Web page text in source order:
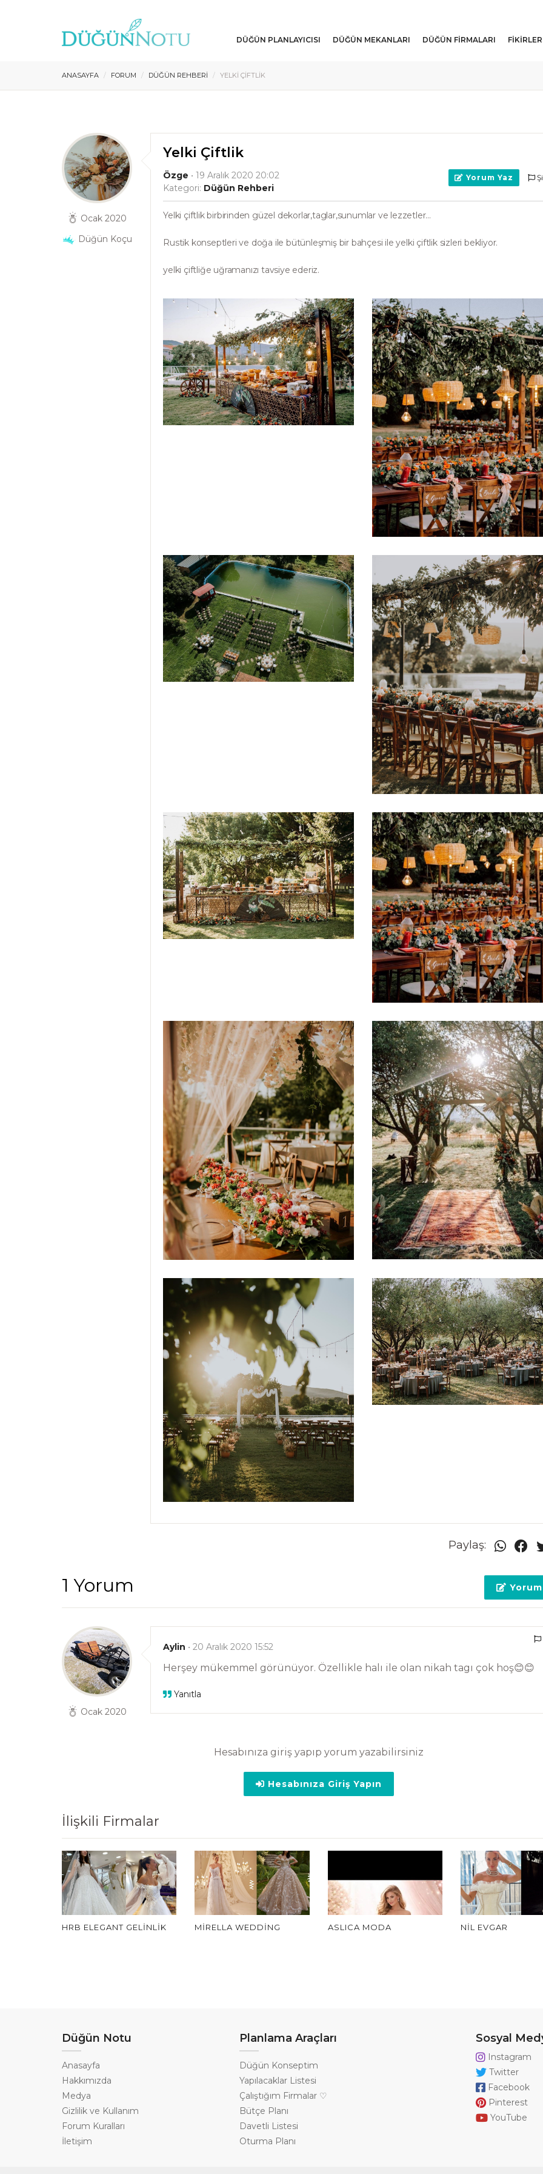
DÜĞÜN PLANLAYICISI DÜĞÜN MEKANLARI DÜĞÜN FIRMALARI FIKIRLER
ANASAYFA FORUM DÜĞÜN REHBERI YELKI ÇIFTLIK
Ocak 2020
Düğün Koçu
Yelki Çiftlik
Özge • 19 Aralık 2020 20:02
Kategori: Düğün Rehberi
Yorum Yaz
Yelki çiftlik birbirinden güzel dekorlar,taglar,sunumlar ve lezzetler...
Rustik konseptleri ve doğa ile bütünleşmiş bir bahçesi ile yelki çiftlik sizleri bekliyor.
yelki çiftliğe uğramanızı tavsiye ederiz.
Paylaş:
1 Yorum
Ocak 2020
Aylin • 20 Aralık 2020 15:52
Herşey mükemmel görünüyor. Özellikle halı ile olan nikah tagı çok hoş😊😊
Yanıtla
Hesabınıza giriş yapıp yorum yazabilirsiniz
Hesabınıza Giriş Yapın
İlişkili Firmalar
HRB ELEGANT GELINLIK MIRELLA WEDDING ASLICA MODA NIL EVGAR
Düğün Notu
Anasayfa
Hakkımızda
Medya
Gizlilik ve Kullanım
Forum Kuralları
İletişim
Planlama Araçları
Düğün Konseptim
Yapılacaklar Listesi
Çalıştığım Firmalar ♡
Bütçe Planı
Davetli Listesi
Oturma Planı
Sosyal
Instagram
Twitter
Facebook
Pinterest
YouTube